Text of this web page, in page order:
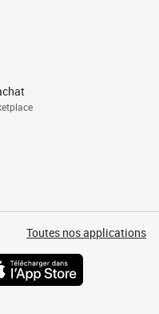
Toutes nos applications